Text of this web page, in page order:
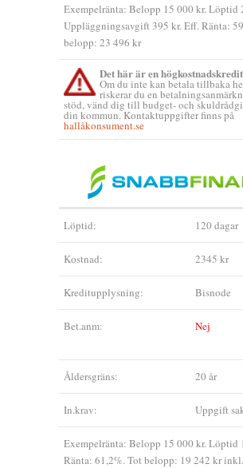
Exempelränta: Belopp 15 000 kr. Löptid
Uppläggningsavgift 395 kr. Eff. Ränta:
belopp: 23 496 kr
Det här är en högkostnadskredit
Om du inte kan betala tillbaka
riskerar du en
stöd, vänd dig till budget- och
din kommun. Kontaktuppgifter finns på
hallåkonsument.se
Löptid: 120 dagar
Kostnad: 2345 kr
Kreditupplysning: Bisnode
Bet.anm: Nej
Åldersgräns: 20 år
In.krav: Uppgift
Exempelränta: Belopp 15 000 kr. Löptid
Ränta: 61,2%. Tot belopp: 19 242 kr